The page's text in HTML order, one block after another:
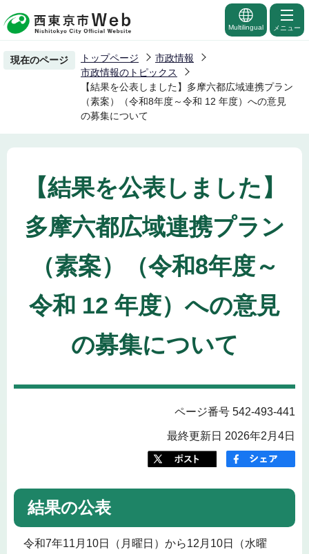
の
ー
Multilingual メニュー
現在のページ トップページ
市政情報
市政情報のトピックス
【結果を公表しました】多摩六都広域連携プラン
（素案）（令和8年度～令和 12 年度）への意見
の募集について
【結果を公表しました】
多摩六都広域連携プラン
（素案）（令和8年度～
令和 12 年度）への意見
の募集について
ページ番号 542-493-441
最終更新日 2026年2月4日
結果の公表
令和7年11月10日（月曜日）から12月10日（水曜